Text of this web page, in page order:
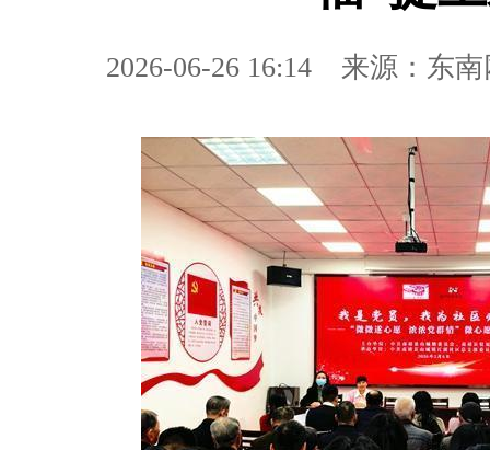
2026-06-26 16:14 来源：东南